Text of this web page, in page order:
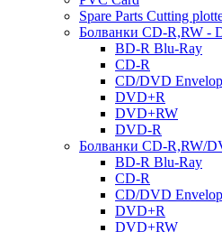
Spare Parts Cutting
Болванки CD-R,RW -
BD-R Blu-Ray
CD-R
CD/DVD
DVD+R
DVD+RW
DVD-R
Болванки CD-R,RW/
BD-R Blu-Ray
CD-R
CD/DVD
DVD+R
DVD+RW